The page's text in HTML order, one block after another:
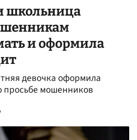
школьница
и оформила
девочка оформила
просьбе мошенников